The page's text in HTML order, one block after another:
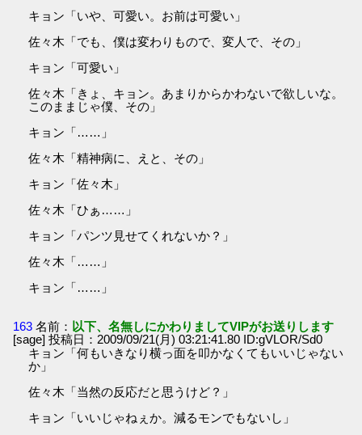
キョン「いや、可愛い。お前は可愛い」
佐々木「でも、僕は変わりもので、変人で、その」
キョン「可愛い」
佐々木「きょ、キョン。あまりからかわないで欲しいな。
このままじゃ僕、その」
キョン「……」
佐々木「精神病に、えと、その」
キョン「佐々木」
佐々木「ひぁ……」
キョン「パンツ見せてくれないか？」
佐々木「……」
キョン「……」
163 名前： 以下、名無しにかわりましてVIPがお送りします
[sage] 投稿日：2009/09/21(月) 03:21:41.80 ID:gVLOR/Sd0
キョン「何もいきなり横っ面を叩かなくてもいいじゃない
か」
佐々木「当然の反応だと思うけど？」
キョン「いいじゃねぇか。減るモンでもないし」